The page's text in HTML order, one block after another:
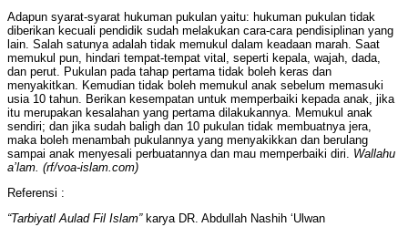
Adapun syarat-syarat hukuman pukulan yaitu: hukuman pukulan tidak
diberikan kecuali pendidik sudah melakukan cara-cara pendisiplinan yang
lain. Salah satunya adalah tidak memukul dalam keadaan marah. Saat
memukul pun, hindari tempat-tempat vital, seperti kepala, wajah, dada,
dan perut. Pukulan pada tahap pertama tidak boleh keras dan
menyakitkan. Kemudian tidak boleh memukul anak sebelum memasuki
usia 10 tahun. Berikan kesempatan untuk memperbaiki kepada anak, jika
itu merupakan kesalahan yang pertama dilakukannya. Memukul anak
sendiri; dan jika sudah baligh dan 10 pukulan tidak membuatnya jera,
maka boleh menambah pukulannya yang menyakikkan dan berulang
sampai anak menyesali perbuatannya dan mau memperbaiki diri. Wallahu
a’lam. (rf/voa-islam.com)
Referensi :
“Tarbiyatl Aulad Fil Islam”karya DR. Abdullah Nashih ‘Ulwan